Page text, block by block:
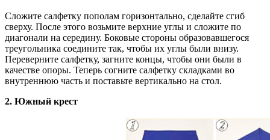
Сложите салфетку пополам горизонтально, сделайте сгиб
сверху. После этого возьмите верхние углы и сложите по
диагонали на середину. Боковые стороны образовавшегося
треугольника соедините так, чтобы их углы были внизу.
Переверните салфетку, загните концы, чтобы они были в
качестве опоры. Теперь согните салфетку складками во
внутреннюю часть и поставьте вертикально на стол.
2. Южный крест